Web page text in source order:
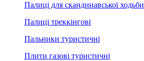
Палиці для скандинавської ходьби
Палиці треккінгові
Пальники туристичні
Плити газові туристичні